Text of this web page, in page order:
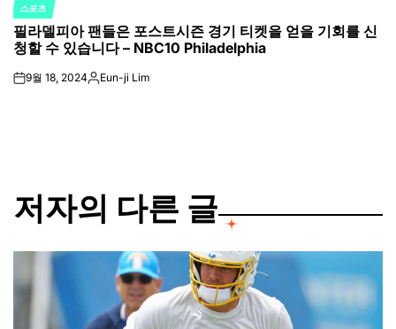
POSTED
IN
스포츠
필라델피아 팬들은 포스트시즌 경기 티켓을 얻을 기회를 신
청할 수 있습니다 – NBC10 Philadelphia
on9월 18, 2024Posted
Eun-ji Lim
저자의 다른 글